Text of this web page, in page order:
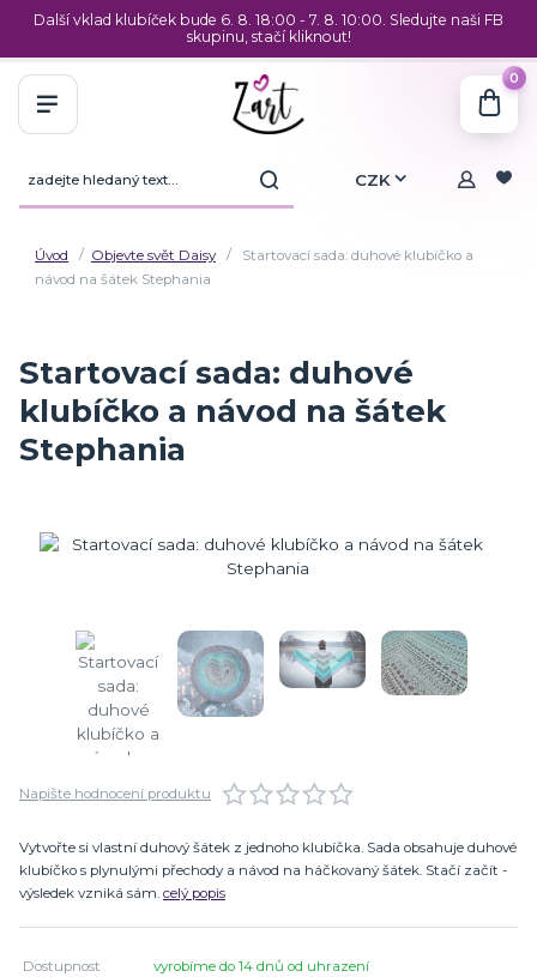
Další vklad klubíček bude 6. 8. 18:00 - 7. 8. 10:00. Sledujte naši FB
skupinu, stačí kliknout!
CZK
0
Úvod Objevte svět Daisy
Startovací sada: duhové klubíčko a
návod na šátek Stephania
Startovací sada: duhové
klubíčko a návod na šátek
Stephania
Napište hodnocení produktu
Vytvořte si vlastní duhový šátek z jednoho klubíčka. Sada obsahuje duhové
klubíčko s plynulými přechody a návod na háčkovaný šátek. Stačí začít -
výsledek vzniká sám. celý popis
Dostupnost vyrobíme do 14 dnů od uhrazení